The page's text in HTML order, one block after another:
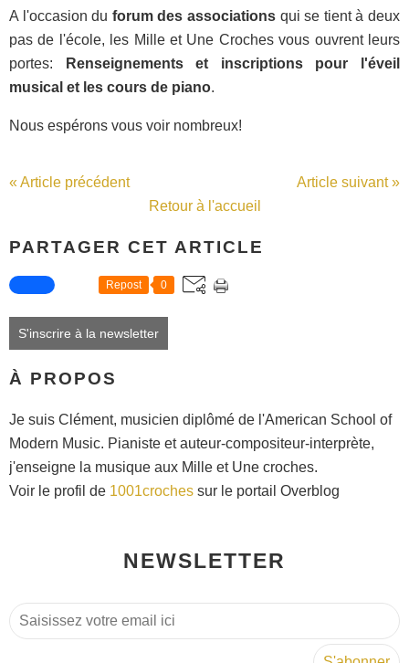
A l'occasion du forum des associations qui se tient à deux
pas de l'école, les Mille et Une Croches vous ouvrent leurs
portes:
Renseignements et inscriptions pour l'éveil
musical et les cours de piano.
Nous espérons vous voir nombreux!
« Article précédent
Article suivant »
Retour à l'accueil
PARTAGER CET ARTICLE
Repost 0
S'inscrire à la newsletter
À PROPOS
Je suis Clément, musicien diplômé de l'American School of
Modern Music. Pianiste et auteur-compositeur-interprète,
j'enseigne la musique aux Mille et Une croches.
Voir le profil de 1001croches sur le portail Overblog
NEWSLETTER